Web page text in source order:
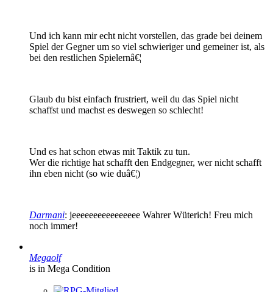
Und ich kann mir echt nicht vorstellen, das grade bei deinem
Spiel der Gegner um so viel schwieriger und gemeiner ist, als
bei den restlichen Spielernâ€¦
Glaub du bist einfach frustriert, weil du das Spiel nicht
schaffst und machst es deswegen so schlecht!
Und es hat schon etwas mit Taktik zu tun.
Wer die richtige hat schafft den Endgegner, wer nicht schafft
ihn eben nicht (so wie duâ€¦)
Darmani: jeeeeeeeeeeeeeeee Wahrer Wüterich! Freu mich
noch immer!
Megaolf
is in Mega Condition